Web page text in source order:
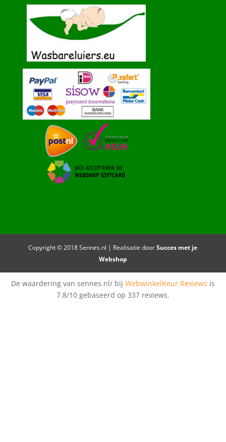
Copyright © 2018 Sennes.nl | Realisatie doorSucces met je
Webshop
De waardering van sennes.nl/ bij WebwinkelKeur Reviews is
7.8/10 gebaseerd op 337 reviews.